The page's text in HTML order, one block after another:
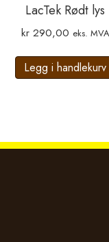
LacTek Rødt lys
kr290,00 eks. MVA
Legg i handlekurv